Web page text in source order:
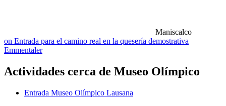
Maniscalco
on Entrada para el camino real en la quesería demostrativa
Emmentaler
Actividades cerca de Museo Olímpico
Entrada Museo Olímpico Lausana